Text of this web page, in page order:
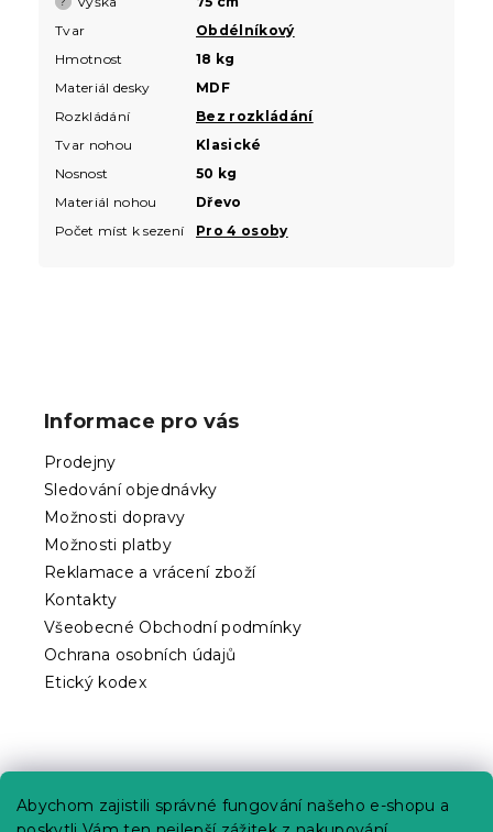
Abychom zajistili správné fungování našeho e-shopu a
Tvar
Obdélníkový
Hmotnost
18 kg
Materiál desky
MDF
Rozkládání
Bez rozkládání
Tvar nohou
Klasické
Nosnost
50 kg
Materiál nohou
Dřevo
Počet míst k sezení
Pro 4 osoby
Informace pro vás
Prodejny
Sledování objednávky
Možnosti dopravy
Možnosti platby
Reklamace a vrácení zboží
Kontakty
Všeobecné Obchodní podmínky
Ochrana osobních údajů
Etický kodex
Kariéra